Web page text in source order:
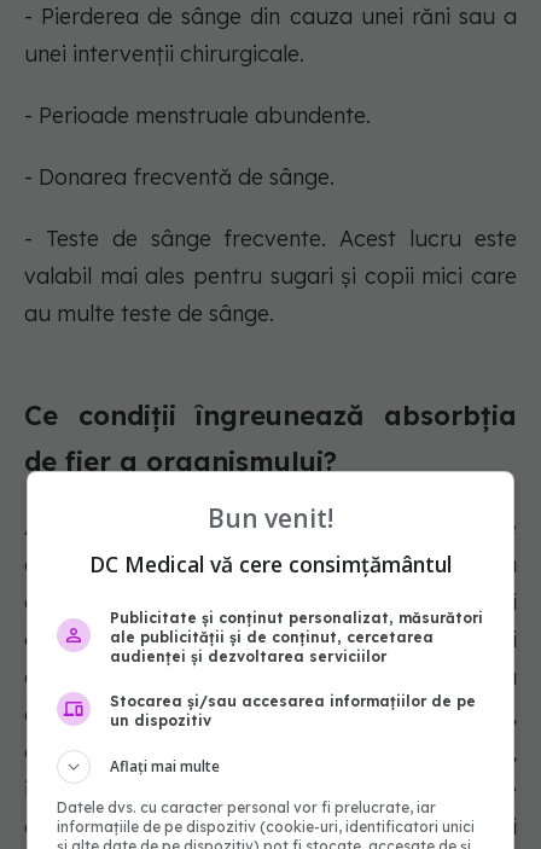
- Pierderea de sânge din cauza unei răni sau a
unei intervenții chirurgicale.
- Perioade menstruale abundente.
- Donarea frecventă de sânge.
- Teste de sânge frecvente. Acest lucru este
valabil mai ales pentru sugari și copii mici care
au multe teste de sânge.
Ce condiții îngreunează absorbția
de fier a organismului?
Absorbția fierului poate fi îngreunată de diverse
afecțiuni, cum ar fi probleme intestinale sau
digestive, infecții ale stomacului, intervenții
chirurgicale gastrointestinale sau afecțiuni
genetice rare. Aceste afecțiuni pot provoca
anemie prin deficit de fier, colită ulcerativă,
colită ulcerativă sau boala Crohn. În plus,
infecțiile cu Helicobacter pylori, intervențiile
chirurgicale pentru pierderea în greutate și
Bun venit!
DC Medical vă cere consimțământul
Publicitate și conținut personalizat, măsurători
ale publicității și de conținut, cercetarea
audienței și dezvoltarea serviciilor
Stocarea și/sau accesarea informațiilor de pe
un dispozitiv
Aflați mai multe
Datele dvs. cu caracter personal vor fi prelucrate, iar
informațiile de pe dispozitiv (cookie-uri, identificatori unici